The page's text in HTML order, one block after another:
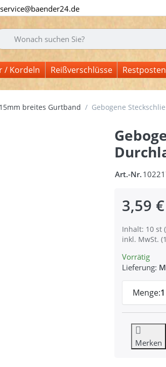
service@baender24.de
Sie einen Suchbegriff ein. Während Sie
/ Kordeln Reißverschlüsse Restposten
breites Gurtband Gebogene
Art.-Nr.
3,59 €
Inhalt: 10 st
inkl. MwSt.
Vorrätig
Lieferung:
Menge:1
Merken